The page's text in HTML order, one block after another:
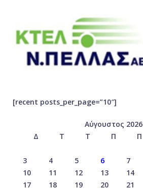
[recent posts_per_page=”10″]
Αύγουστος 2026
Δ
Τ Τ Π Π
3
4 5 6 7
10
11 12 13 14
17
18 19 20 21